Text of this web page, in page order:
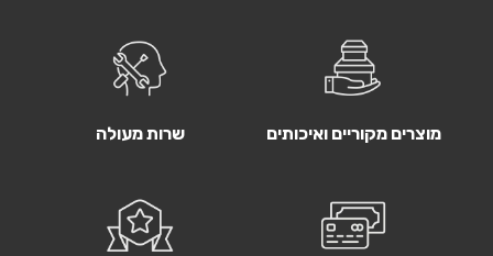
מוצרים מקוריים ואיכותים שרות מעולה